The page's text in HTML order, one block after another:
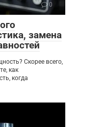
0
замена
Скорее всего,
как
когда